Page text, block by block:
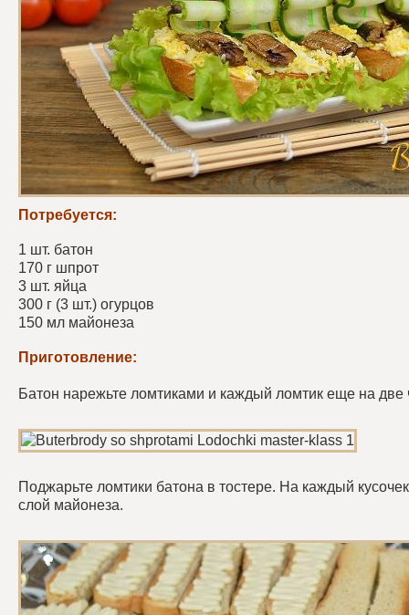
Потребуется:
1 шт. батон
170 г шпрот
3 шт. яйца
300 г (3 шт.) огурцов
150 мл майонеза
Приготовление:
Батон нарежьте ломтиками и каждый ломтик еще на две
Поджарьте ломтики батона в тостере. На каждый
слой майонеза.